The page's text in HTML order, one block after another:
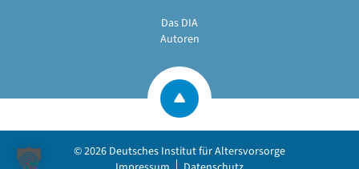
Das DIA
Autoren
© 2026 Deutsches Institut für Altersvorsorge